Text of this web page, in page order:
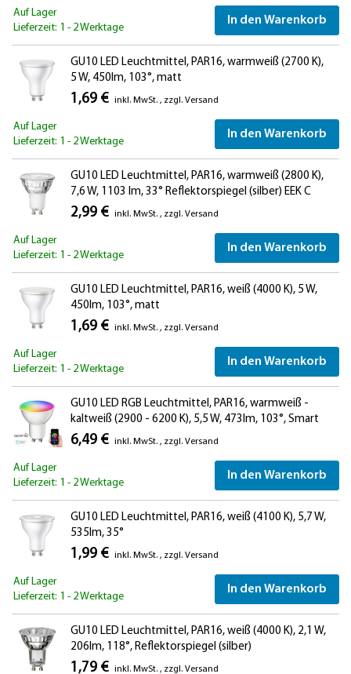
Auf Lager
Lieferzeit: 1 - 2 Werktage
In den Warenkorb
GU10 LED Leuchtmittel, PAR16, warmweiß (2700 K),
5 W, 450lm, 103°, matt
1,69 € inkl. MwSt. , zzgl. Versand
Auf Lager
Lieferzeit: 1 - 2 Werktage
In den Warenkorb
GU10 LED Leuchtmittel, PAR16, warmweiß (2800 K),
7,6 W, 1103 lm, 33° Reflektorspiegel (silber) EEK C
2,99 € inkl. MwSt. , zzgl. Versand
Auf Lager
Lieferzeit: 1 - 2 Werktage
In den Warenkorb
GU10 LED Leuchtmittel, PAR16, weiß (4000 K), 5 W,
450lm, 103°, matt
1,69 € inkl. MwSt. , zzgl. Versand
Auf Lager
Lieferzeit: 1 - 2 Werktage
In den Warenkorb
GU10 LED RGB Leuchtmittel, PAR16, warmweiß -
kaltweiß (2900 - 6200 K), 5,5 W, 473lm, 103°, Smart
Home, WLAN, Alexa, matt
6,49 € inkl. MwSt. , zzgl. Versand
Auf Lager
Lieferzeit: 1 - 2 Werktage
In den Warenkorb
GU10 LED Leuchtmittel, PAR16, weiß (4100 K), 5,7 W,
535lm, 35°
1,99 € inkl. MwSt. , zzgl. Versand
Auf Lager
Lieferzeit: 1 - 2 Werktage
In den Warenkorb
GU10 LED Leuchtmittel, PAR16, weiß (4000 K), 2,1 W,
206lm, 118°, Reflektorspiegel (silber)
1,79 € inkl. MwSt. , zzgl. Versand